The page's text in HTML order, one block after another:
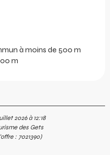
à moins de 500 m
m
2026 à 12:18
des Gets
: 7021390)